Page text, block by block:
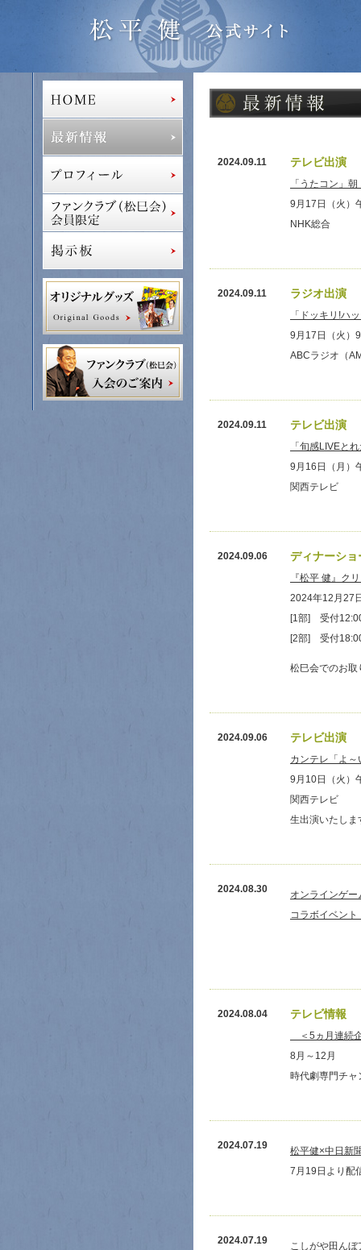
2024.09.11 テレビ出演
「うたコン」
9月17日（火
NHK総合
2024.09.11 ラジオ出演
「ドッキリ!ハ
9月17日（火
ABCラジオ（
2024.09.11 テレビ出演
「旬感LIVEと
9月16日（月
関西テレビ
2024.09.06 ディナーショ
『松平 健』ク
2024年12月
[1部] 受付
[2部] 受付
松巳会でのお取
2024.09.06 テレビ出演
カンテレ「よ
9月10日（火
関西テレビ
生出演いたしま
2024.08.30
オンラインゲ
コラボイベン
2024.08.04 テレビ情報
＜5ヵ月連続
8月～12月
時代劇専門チャ
2024.07.19
松平健×中日新
7月19日より配
2024.07.19
こしがや田ん